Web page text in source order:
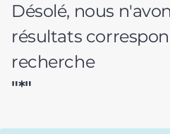
Désolé, nous
résultats
recherche
"*"